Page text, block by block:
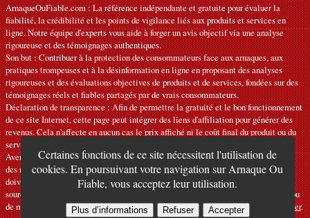
Certaines fonctions de ce site nécessitent l'utilisation de
cookies. En poursuivant votre navigation sur Arnaque Ou
Fiable, vous acceptez leur utilisation.
Plus d’informations Refuser Accepter
ArnaqueOuFiable.com : La référence indépendante et gratuite pour évaluer la
fiabilité, la crédibilité et les points de vigilance liés aux produits et services en
ligne. Notre équipe d'experts vous aide à forger un avis objectif via une analyse
rigoureuse et des témoignages authentiques.
Son but : Contribuer à la protection des consommateurs face aux arnaques, aux
pratiques trompeuses et à la désinformation en ligne en proposant des analyses
rigoureuses et des évaluations objectives de produits et de services, fondées sur des
témoignages réels et fiables partagés par de vrais consommateurs.
Déclaration de transparence : Afin de permettre la gratuité et le bon fonctionnement
de ce site Internet, cette page peut intégrer des liens d'affiliation pour générer des
revenus. Cela n'affecte en aucun cas le prix affiché ni le coût final du produit ou du
service.
Avertissements : Nos articles expriment des avis personnels et ne constituent pas
des recommandations officielles. Les informations fournies sont indicatives et
doivent être confirmées auprès du fabricant, du vendeur, du prestataire ou d’une
source officielle compétente. Nous déclinons toute responsabilité en cas d'erreur ou
de mauvaise utilisation. Si vous constatez une inexactitude, veuillez nous contacter.